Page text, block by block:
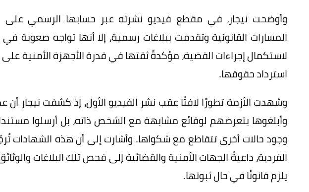
وأوضحت نيجار، في مقطع فيديو نشرته عبر حسابها الرسمي على
المسارات القانونية وتقدمت ببلاغات رسمية، إلا أنها تواجه
لاستكمال إجراءات القضية، مؤكدةً ثقتها في قدرة الأجهزة الأمنية
استرداد حقوقها.
وشهدت الأزمة تطورًا لافتًا عقب نشر الفيديو الأول، إذ كشفت نيجار
وأبلغوها بتعرضهم لوقائع مشابهة مع الشخص ذاته، بل أرسلوا
وجود حالات أخرى تتقاطع مع شكواها. وأشارت إلى أن هذه الشهادات
الفردية، داعيةً الجهات الأمنية والقضائية إلى فحص تلك البلاغات
يلزم قانونًا في حال ثبوتها.